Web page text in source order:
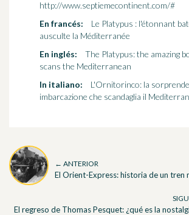
http://www.septiemecontinent.com/#
En francés:
Le Platypus : l'étonnant
ausculte la Méditerranée
En inglés:
The Platypus: the amazing
scans the Mediterranean
In italiano:
L'Ornitorinco: la
imbarcazione che scandaglia il
← ANTERIOR
El Orient-Express: historia de un tren
El regreso de Thomas Pesquet: ¿qué es la